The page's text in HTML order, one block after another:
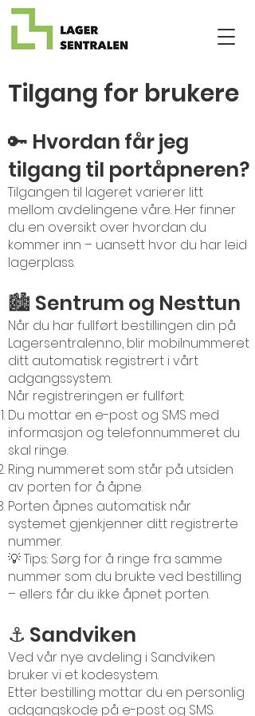
Tilgang for brukere
🔑 Hvordan får jeg
tilgang til portåpneren?
Tilgangen til lageret varierer litt
mellom avdelingene våre. Her finner
du en oversikt over hvordan du
kommer inn – uansett hvor du har leid
lagerplass.
🏙️ Sentrum og Nesttun
Når du har fullført bestillingen din på
Lagersentralen.no, blir mobilnummeret
ditt automatisk registrert i vårt
adgangssystem.
Når registreringen er fullført:
Du mottar en e-post og SMS med
informasjon og telefonnummeret du
skal ringe.
Ring nummeret som står på utsiden
av porten for å åpne.
Porten åpnes automatisk når
systemet gjenkjenner ditt registrerte
nummer.
💡 Tips: Sørg for å ringe fra samme
nummer som du brukte ved bestilling
– ellers får du ikke åpnet porten.
⚓ Sandviken
Ved vår nye avdeling i Sandviken
bruker vi et kodesystem.
Etter bestilling mottar du en personlig
adgangskode på e-post og SMS.